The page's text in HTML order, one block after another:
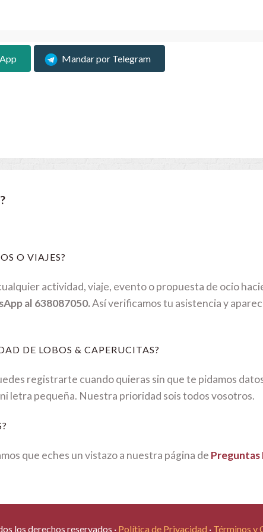
Mandar por Telegram
O VIAJES?
actividad, viaje, evento o propuesta de ocio
al 638087050.Así verificamos tu asistencia y
DE LOBOS & CAPERUCITAS?
registrarte cuando quieras sin que te pidamos
letra pequeña. Nuestra prioridad sois todos vosotros.
que eches un vistazo a nuestra página de Preguntas
los derechos reservados · Política de Privacidad · Términos y